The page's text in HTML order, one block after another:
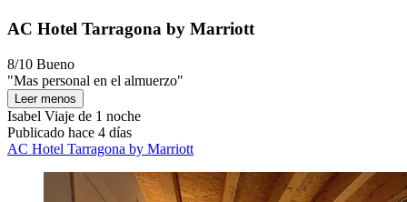
AC Hotel Tarragona by Marriott
8/10 Bueno
"Mas personal en el almuerzo"
Leer menos
Isabel Viaje de 1 noche
Publicado hace 4 días
AC Hotel Tarragona by Marriott